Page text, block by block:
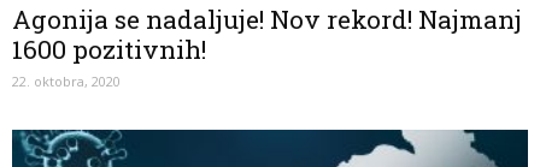
Agonija se nadaljuje! Nov rekord! Najmanj
1600 pozitivnih!
22. oktobra, 2020